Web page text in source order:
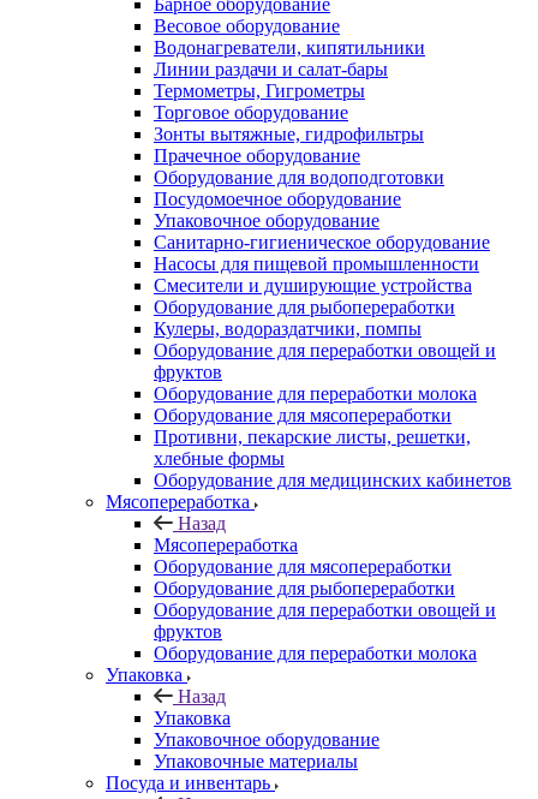
Барное оборудование
Весовое оборудование
Водонагреватели, кипятильники
Линии раздачи и салат-бары
Термометры, Гигрометры
Торговое оборудование
Зонты вытяжные, гидрофильтры
Прачечное оборудование
Оборудование для водоподготовки
Посудомоечное оборудование
Упаковочное оборудование
Санитарно-гигиеническое оборудование
Насосы для пищевой промышленности
Смесители и душирующие устройства
Оборудование для рыбопереработки
Кулеры, водораздатчики, помпы
Оборудование для переработки овощей и
фруктов
Оборудование для переработки молока
Оборудование для мясопереработки
Противни, пекарские листы, решетки,
хлебные формы
Оборудование для медицинских кабинетов
Мясопереработка
Назад
Мясопереработка
Оборудование для мясопереработки
Оборудование для рыбопереработки
Оборудование для переработки овощей и
фруктов
Оборудование для переработки молока
Упаковка
Назад
Упаковка
Упаковочное оборудование
Упаковочные материалы
Посуда и инвентарь